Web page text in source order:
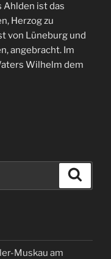
Ahlden ist das
Herzog zu
von Lüneburg und
angebracht. Im
Wilhelm dem
Muskau am